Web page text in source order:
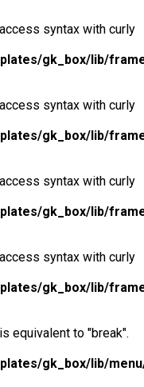
syntax with curly
gk_box/lib/
syntax with curly
gk_box/lib/
syntax with curly
gk_box/lib/
syntax with curly
gk_box/lib/
equivalent to "break".
gk_box/lib/